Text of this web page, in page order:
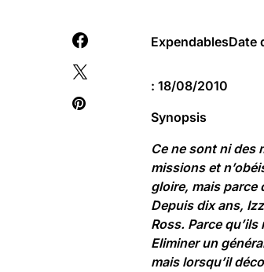
ExpendablesDate
: 18/08/2010
Synopsis
Ce ne sont ni des
missions et
gloire, mais parce
Depuis dix ans,
Ross. Parce
Eliminer un
mais lorsqu’il